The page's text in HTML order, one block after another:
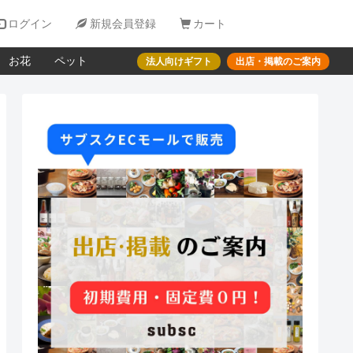
ログイン  新規会員登録  カート
お花 ペット 法人向けギフト 出店・掲載のご案内